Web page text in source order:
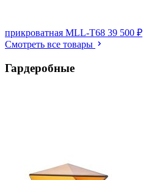
прикроватная MLL-T68 39 500 ₽
Смотреть все товары
Гардеробные